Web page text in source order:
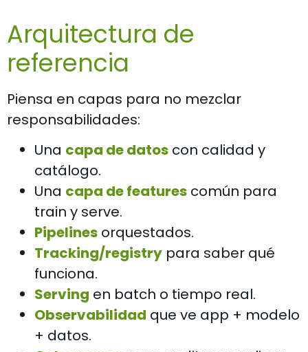
Arquitectura de
referencia
Piensa en capas para no mezclar
responsabilidades:
Una capa de datos con calidad y
catálogo.
Una capa de features común para
train y serve.
Pipelines orquestados.
Tracking/registry para saber qué
funciona.
Serving en batch o tiempo real.
Observabilidad que ve app + modelo
+ datos.